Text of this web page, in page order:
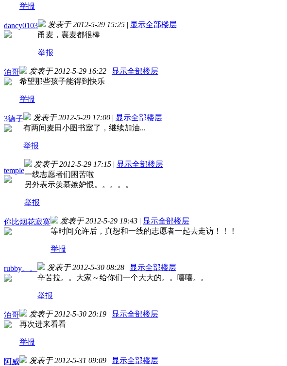
举报
dancy0103 发表于 2012-5-29 15:25 | 显示全部楼层
甬麦，襄麦都很棒
举报
泊哥 发表于 2012-5-29 16:22 | 显示全部楼层
希望那些孩子能得到快乐
举报
3德子 发表于 2012-5-29 17:00 | 显示全部楼层
有两间麦田小图书室了，继续加油...
举报
temple
发表于 2012-5-29 17:15 | 显示全部楼层
一线志愿者们困苦啦
另外表示羡慕嫉妒恨。。。。。
举报
你比烟花寂寞 发表于 2012-5-29 19:43 | 显示全部楼层
等时间允许后，真想和一线的志愿者一起去走访！！！
举报
rubby。。 发表于 2012-5-30 08:28 | 显示全部楼层
辛苦拉。。大家～给你们一个大大的。。嘻嘻。。
举报
泊哥 发表于 2012-5-30 20:19 | 显示全部楼层
再次进来看看
举报
阿威 发表于 2012-5-31 09:09 | 显示全部楼层